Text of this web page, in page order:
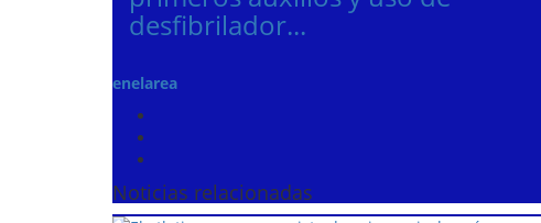
desfibrilador...
enelarea
Noticias relacionadas